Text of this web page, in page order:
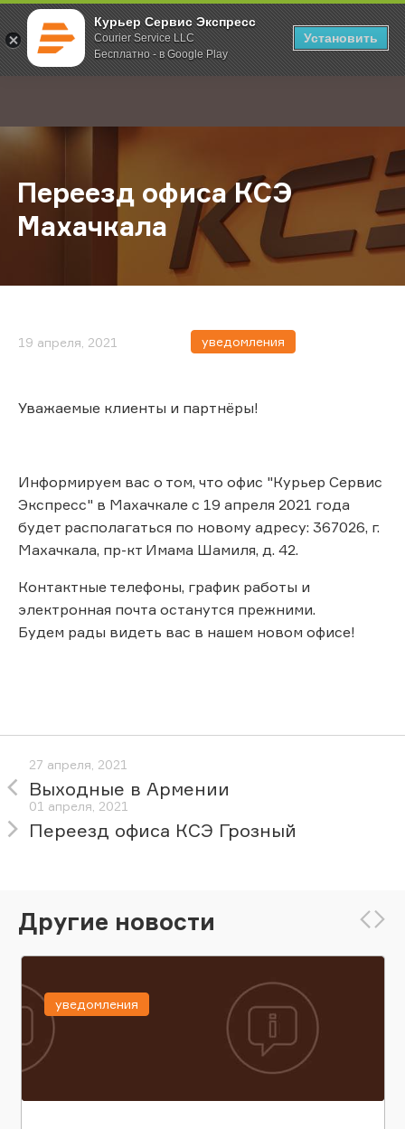
Курьер Сервис Экспресс
Courier Service LLC
Бесплатно - в Google Play
Установить
; Главная О компании Новости Переезд офиса КСЭ Махачкала
Переезд офиса КСЭ
Махачкала
19 апреля, 2021 уведомления
Уважаемые клиенты и партнёры!
Информируем вас о том, что офис "Курьер Сервис
Экспресс" в Махачкале с 19 апреля 2021 года
будет располагаться по новому адресу: 367026, г.
Махачкала, пр-кт Имама Шамиля, д. 42.
Контактные телефоны, график работы и
электронная почта останутся прежними.
Будем рады видеть вас в нашем новом офисе!
27 апреля, 2021
Выходные в Армении
01 апреля, 2021
Переезд офиса КСЭ Грозный
Другие новости
уведомления